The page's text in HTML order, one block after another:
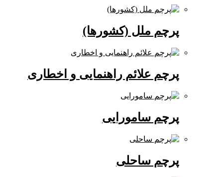
پرچم ملل (کشورها)
پرچم علائم راهنمایی و اخطاری
پرچم سامورایی
پرچم ساحلی